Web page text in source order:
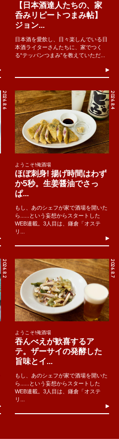
【日本酒達人たちの、家
呑みリピートつまみ帖】
ジョン...
日本酒を愛飲し、日々楽しんでいる日
本酒ライターさんたちに、家でつく
る“テッパンつまみ”を教えていただ...
2026.8.6 2026.8.4
ようこそ!俺酒場
ほぼ刺身! 揚げ時間はわず
か5秒。生姜醤油でさっ
ぱ...
もし、あのシェフが家で酒場を開いた
ら......という妄想からスタートした
WEB連載。3人目は、鎌倉「オステ
リ...
2026.8.2 2026.8.7
ようこそ!俺酒場
吞んべえが歓喜するア
テ。ザーサイの発酵した
旨味とイ...
もし、あのシェフが家で酒場を開いた
ら......という妄想からスタートした
WEB連載。3人目は、鎌倉「オステ
リ...